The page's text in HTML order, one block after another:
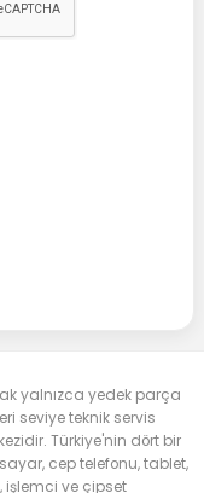
yalnızca yedek parça
seviye teknik servis
Türkiye'nin dört bir
cep telefonu, tablet,
işlemci ve çipset